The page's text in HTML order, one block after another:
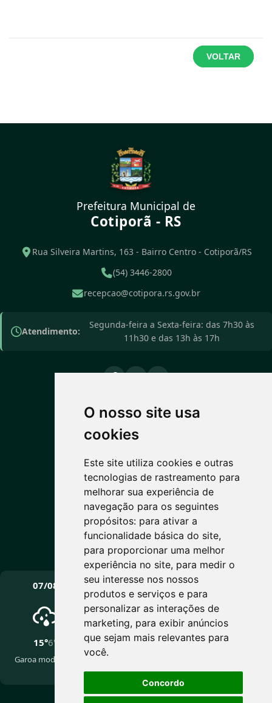
O nosso site usa
cookies
Este site utiliza cookies e outras
tecnologias de rastreamento para
melhorar sua experiência de
navegação para os seguintes
propósitos: para ativar a
funcionalidade básica do site,
para proporcionar uma melhor
experiência no site, para medir o
seu interesse nos nossos
produtos e serviços e para
personalizar as interações de
marketing, para exibir anúncios
que sejam mais relevantes para
você.
Concordo
VOLTAR
Prefeitura Municipal de
Cotiporã - RS
Rua Silveira Martins, 163 - Bairro Centro - Cotiporã/RS
(54) 3446-2800
recepcao@cotipora.rs.gov.br
Atendimento:
Segunda-feira a Sexta-feira: das 7h30 às
11h30 e das 13h às 17h
PREVISÃO DO TEMPO
10°C
Nublado
Máx: 15° • Mín: 6°
Vento: 10.9 km/h
07/08
15°6°
Garoa moderada
08/08
17°5°
Pancadas de chuva
fracas
16°